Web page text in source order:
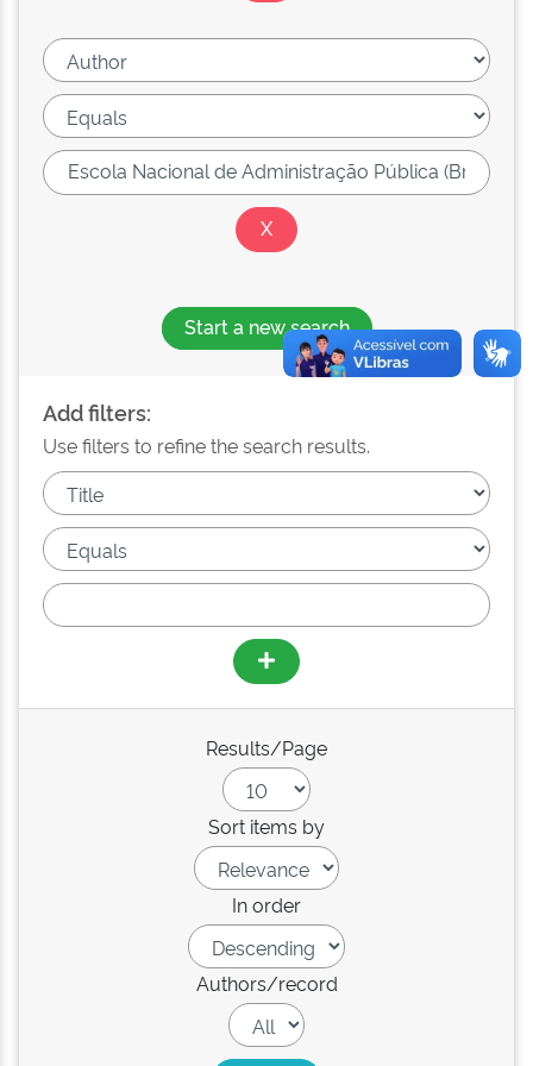
Start a new search
Add filters:
Use filters to refine the search results.
Results/Page
Sort items by
In order
Authors/record